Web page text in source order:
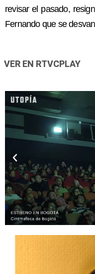
revisar el pasado,
Fernando que se
VER EN RTVCPLAY